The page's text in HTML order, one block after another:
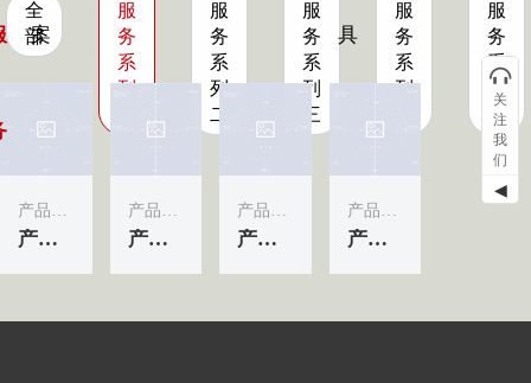
案 具
全
部
服
务
系
列
服
务
系
列
二
服
务
系
列
三
服
务
系
列
服
务
系
列
五
产品&服务系列一 | 第04条 产品&服务系列一 | 第03条 产品&服务系列一 | 第02条 产品&服务系列一 | 第01条
关
注
我
们
◀